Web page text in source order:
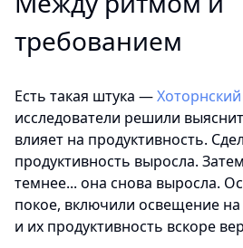
требованием
Есть такая штука —
исследователи решили
влияет на продуктивность.
продуктивность выросла.
темнее... она снова выросла.
покое, включили освещение
и их продуктивность вскоре